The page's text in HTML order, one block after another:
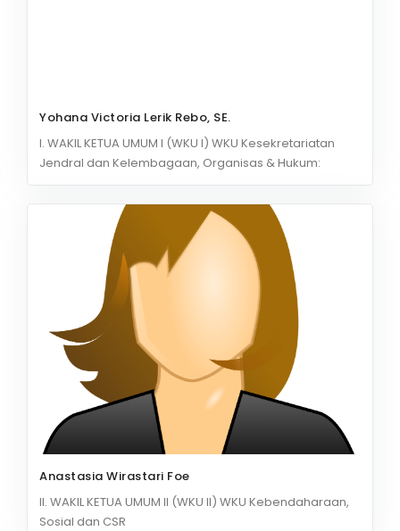
Yohana Victoria Lerik Rebo, SE.
I. WAKIL KETUA UMUM I (WKU I) WKU Kesekretariatan
Jendral dan Kelembagaan, Organisas & Hukum:
Anastasia Wirastari Foe
II. WAKIL KETUA UMUM II (WKU II) WKU Kebendaharaan,
Sosial dan CSR